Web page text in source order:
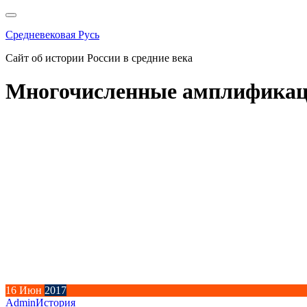
Перейти
содержимому
Средневековая Русь
Сайт об истории России в средние века
Многочисленные
16 Июн 2017
AdminИстория